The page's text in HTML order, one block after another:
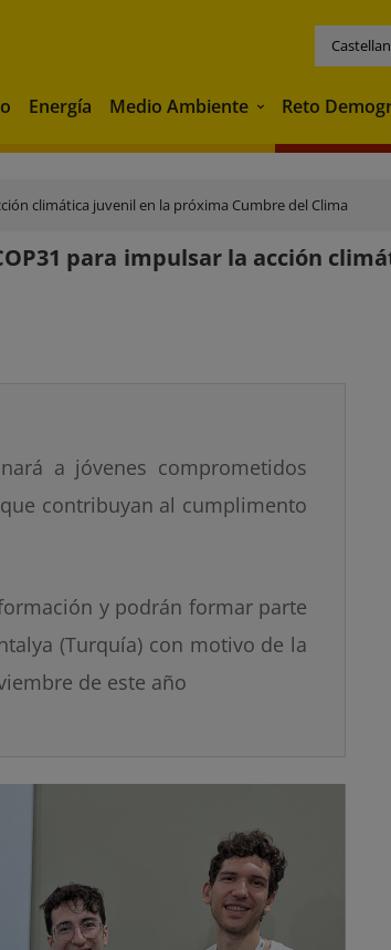
Energía Medio Ambiente Medio Ambiente
Reto
climática juvenil en la próxima Cumbre del Clima
para impulsar la acción
a jóvenes comprometidos
contribuyan al cumplimento
y podrán formar parte
(Turquía) con motivo de la
de este año